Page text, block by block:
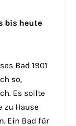
bis heute
Bad 1901
so,
Es sollte
zu Hause
Ein Bad für